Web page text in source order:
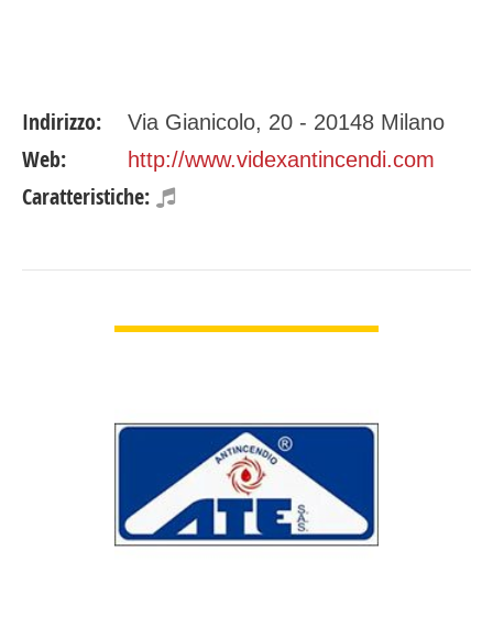
Indirizzo: Via Gianicolo, 20 - 20148 Milano
Web: http://www.videxantincendi.com
Caratteristiche: